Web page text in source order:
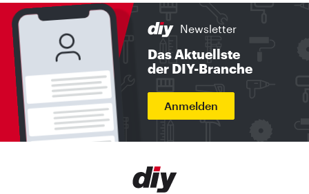
Newsletter
Das Aktuellste
der DIY-Branche
Anmelden